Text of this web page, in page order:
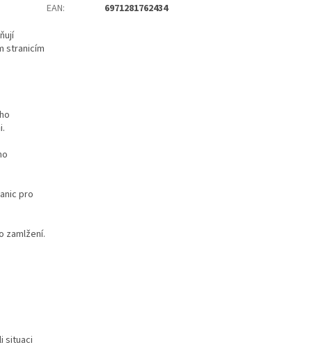
stranicím
pro
zamlžení.
situaci
EAN: 6971281762434